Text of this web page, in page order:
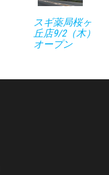
スギ薬局桜ヶ
丘店9/2（木）
オープン